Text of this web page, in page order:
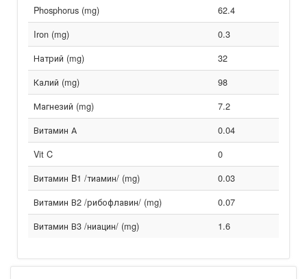
Phosphorus (mg)
62.4
Iron (mg)
0.3
Натрий (mg)
32
Калий (mg)
98
Магнезий (mg)
7.2
Витамин А
0.04
Vit C
0
Витамин B1 /тиамин/ (mg)
0.03
Витамин В2 /рибофлавин/ (mg)
0.07
Витамин В3 /ниацин/ (mg)
1.6